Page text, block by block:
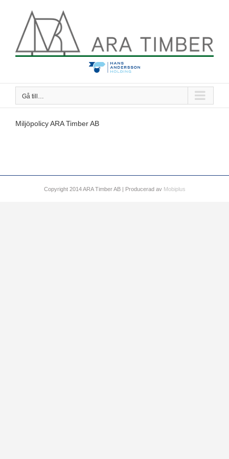
innehållet
Gå till…
Miljöpolicy ARA Timber AB
Copyright 2014 ARA Timber AB | Producerad av Mobiplus